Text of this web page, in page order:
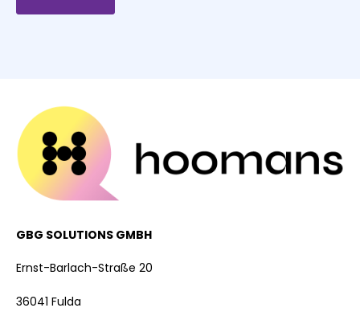
GBG SOLUTIONS GMBH
Ernst-Barlach-Straße 20
36041 Fulda